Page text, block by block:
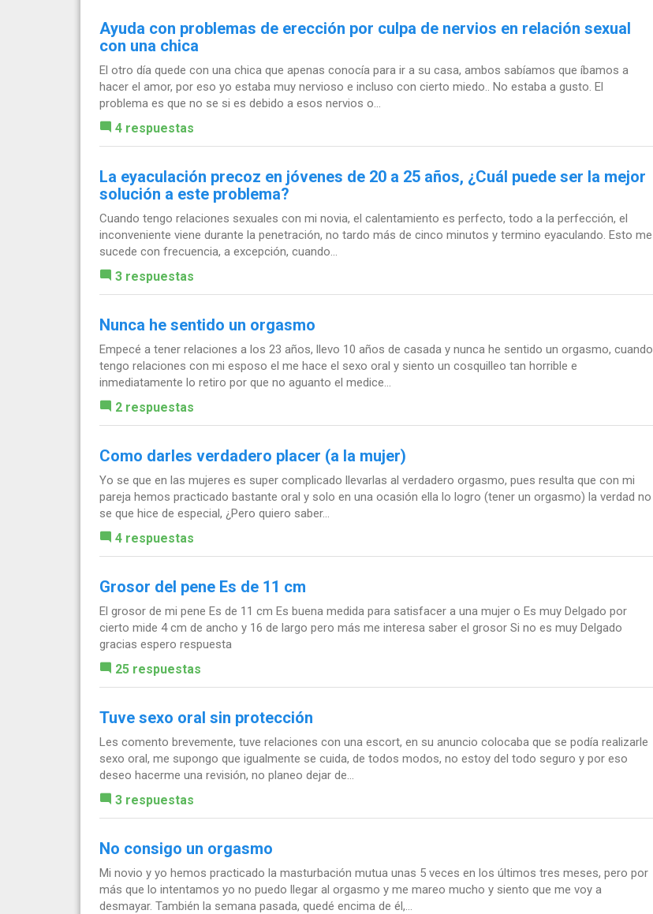
Ayuda con problemas de erección por culpa de nervios en relación sexual
con una chica
El otro día quede con una chica que apenas conocía para ir a su casa, ambos sabíamos que íbamos a
hacer el amor, por eso yo estaba muy nervioso e incluso con cierto miedo.. No estaba a gusto. El
problema es que no se si es debido a esos nervios o...
4 respuestas
La eyaculación precoz en jóvenes de 20 a 25 años, ¿Cuál puede ser la mejor
solución a este problema?
Cuando tengo relaciones sexuales con mi novia, el calentamiento es perfecto, todo a la perfección, el
inconveniente viene durante la penetración, no tardo más de cinco minutos y termino eyaculando. Esto me
sucede con frecuencia, a excepción, cuando...
3 respuestas
Nunca he sentido un orgasmo
Empecé a tener relaciones a los 23 años, llevo 10 años de casada y nunca he sentido un orgasmo, cuando
tengo relaciones con mi esposo el me hace el sexo oral y siento un cosquilleo tan horrible e
inmediatamente lo retiro por que no aguanto el medice...
2 respuestas
Como darles verdadero placer (a la mujer)
Yo se que en las mujeres es super complicado llevarlas al verdadero orgasmo, pues resulta que con mi
pareja hemos practicado bastante oral y solo en una ocasión ella lo logro (tener un orgasmo) la verdad no
se que hice de especial, ¿Pero quiero saber...
4 respuestas
Grosor del pene Es de 11 cm
El grosor de mi pene Es de 11 cm Es buena medida para satisfacer a una mujer o Es muy Delgado por
cierto mide 4 cm de ancho y 16 de largo pero más me interesa saber el grosor Si no es muy Delgado
gracias espero respuesta
25 respuestas
Tuve sexo oral sin protección
Les comento brevemente, tuve relaciones con una escort, en su anuncio colocaba que se podía realizarle
sexo oral, me supongo que igualmente se cuida, de todos modos, no estoy del todo seguro y por eso
deseo hacerme una revisión, no planeo dejar de...
3 respuestas
No consigo un orgasmo
Mi novio y yo hemos practicado la masturbación mutua unas 5 veces en los últimos tres meses, pero por
más que lo intentamos yo no puedo llegar al orgasmo y me mareo mucho y siento que me voy a
desmayar. También la semana pasada, quedé encima de él,...